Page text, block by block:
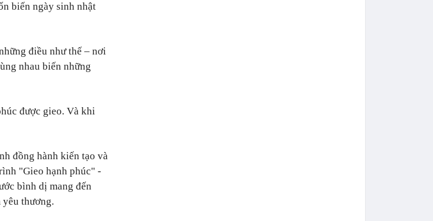
biến ngày sinh nhật
điều như thế – nơi
nhau biến những
được gieo. Và khi
đồng hành kiến tạo và
"Gieo hạnh phúc" -
bình dị mang đến
thương.